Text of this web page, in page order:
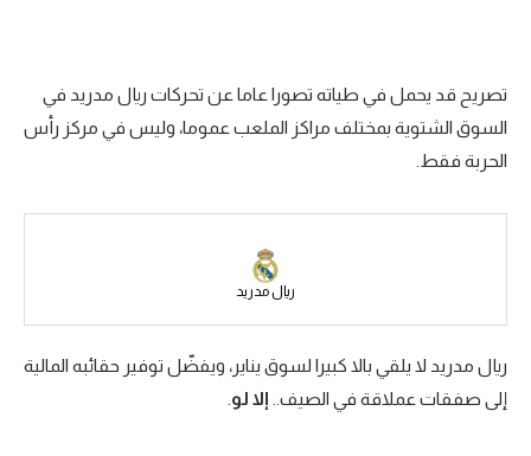
سعودي في الجول
الدوري الإنجليزي
رياضات أخرى
أمم إفريقيا
تصريح قد يحمل في طياته تصورا عاما عن تحركات ريال مدريد في
السوق الشتوية بمختلف مراكز الملعب عموما، وليس في مركز رأس
الحربة فقط.
ريال مدريد
ريال مدريد لا يلقي بالا كبيرا لسوق يناير، ويفضّل توفير حقائبه المالية
إلى صفقات عملاقة في الصيف.. إلا لو